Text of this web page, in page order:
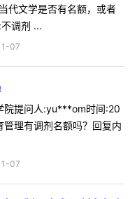
代文学是否有名额，或者
调剂 ...
07
院提问人:yu***om时间:20
理有调剂名额吗？回复内
07